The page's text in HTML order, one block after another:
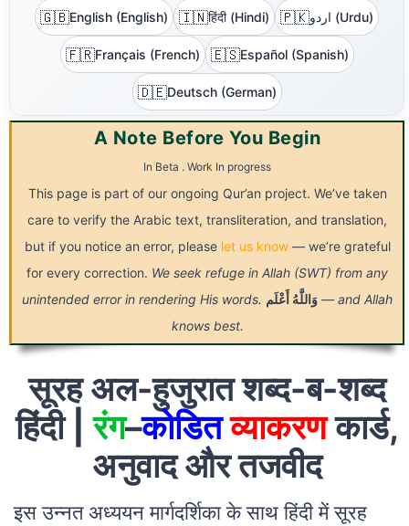
🇬🇧English (English) 🇮🇳हिंदी (Hindi) 🇵🇰 اردو (Urdu)
🇫🇷Français (French) 🇪🇸Español (Spanish)
🇩🇪Deutsch (German)
A Note Before You Begin
In Beta . Work In progress
This page is part of our ongoing Qur’an project. We’ve taken
care to verify the Arabic text, transliteration, and translation,
but if you notice an error, please let us know— we’re grateful
for every correction. We seek refuge in Allah (SWT) from any
unintended error in rendering His words.
وَاللَّهُ أَعْلَم
— and Allah
knows best.
सूरह अल-हुजुरात शब्द-ब-शब्द
हिंदी |रंग–कोडित व्याकरणकार्ड,
अनुवाद और तजवीद
इस उन्नत अध्ययन मार्गदर्शिका के साथ हिंदी में सूरह